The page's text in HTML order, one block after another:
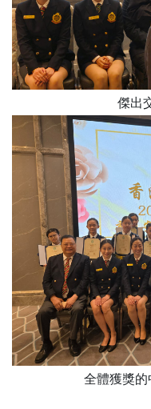
傑出交通安全
全體獲獎的中小